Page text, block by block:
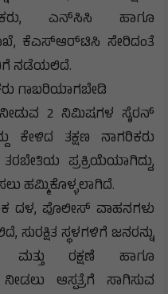
ಎನ್‌ಸಿಸಿ ಹಾಗೂ
ಕೆಎಸ್‌ಆರ್‌ಟಿಸಿ ಸೇರಿದಂತೆ
ನಡೆಯಲಿದೆ.
ಗಾಬರಿಯಾಗಬೇಡಿ
2 ನಿಮಿಷಗಳ ಸೈರನ್
ಕೇಳಿದ ತಕ್ಷಣ ನಾಗರಿಕರು
ಪ್ರಕ್ರಿಯೆಯಾಗಿದ್ದು,
ಹಮ್ಮಿಕೊಳ್ಳಲಾಗಿದೆ.
ದಳ, ಪೊಲೀಸ್ ವಾಹನಗಳು
ಸುರಕ್ಷಿತ ಸ್ಥಳಗಳಿಗೆ ಜನರನ್ನು
ಮತ್ತು ರಕ್ಷಣೆ ಹಾಗೂ
ಆಸ್ಪತ್ರೆಗೆ ಸಾಗಿಸುವ